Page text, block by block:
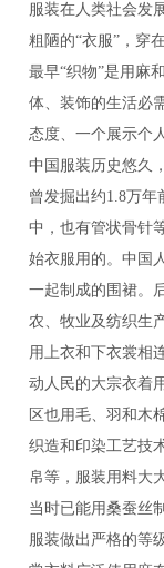
服装在人类社会发
粗陋的“衣服”，穿
最早“织物”是用麻
体、装饰的生活必
态度、一个展示个
中国服装历史悠久
曾发掘出约1.8万
中，也有管状骨针
始衣服用的。中国
一起制成的围裙。
农、牧业及纺织生
用上衣和下衣裳相
动人民的大宗衣着
区也用毛、羽和木
织造和印染工艺技
帛等，服装用料大
当时已能用桑蚕丝
服装做出严格的等